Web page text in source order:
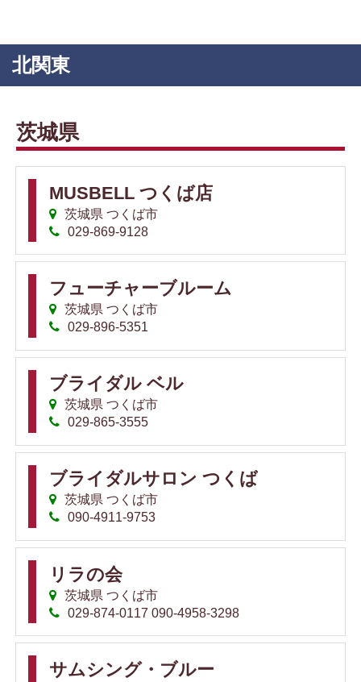
北関東
茨城県
MUSBELL つくば店
茨城県 つくば市
029-869-9128
フューチャーブルーム
茨城県 つくば市
029-896-5351
ブライダル ベル
茨城県 つくば市
029-865-3555
ブライダルサロン つくば
茨城県 つくば市
090-4911-9753
リラの会
茨城県 つくば市
029-874-0117 090-4958-3298
サムシング・ブルー